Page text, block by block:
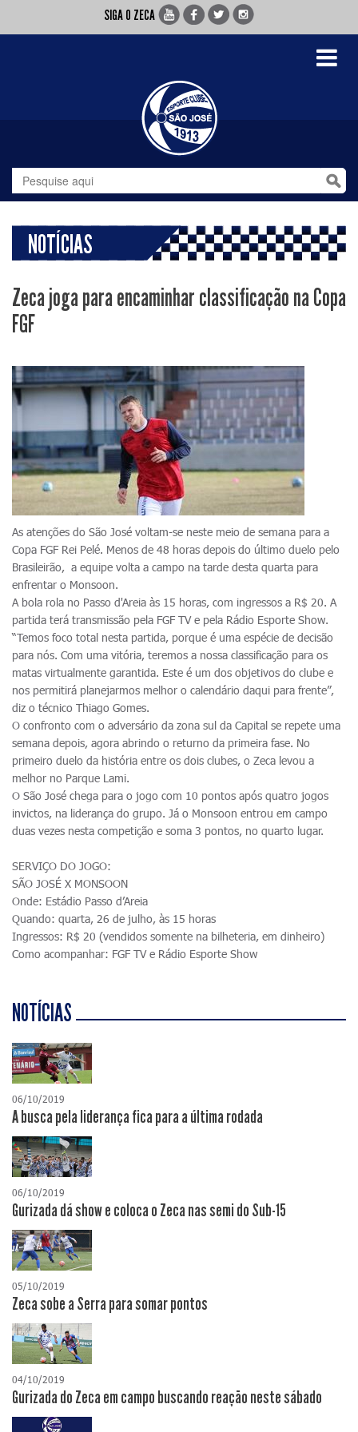
SIGA O ZECA
Toggle
NOTÍCIAS
Zeca joga para encaminhar classificação na Copa
FGF
As atenções do São José voltam-se neste meio de semana para a
Copa FGF Rei Pelé. Menos de 48 horas depois do último duelo pelo
Brasileirão, a equipe volta a campo na tarde desta quarta para
enfrentar o Monsoon.
A bola rola no Passo d'Areia às 15 horas, com ingressos a R$ 20. A
partida terá transmissão pela FGF TV e pela Rádio Esporte Show.
“Temos foco total nesta partida, porque é uma espécie de decisão
para nós. Com uma vitória, teremos a nossa classificação para os
matas virtualmente garantida. Este é um dos objetivos do clube e
nos permitirá planejarmos melhor o calendário daqui para frente”,
diz o técnico Thiago Gomes.
O confronto com o adversário da zona sul da Capital se repete uma
semana depois, agora abrindo o returno da primeira fase. No
primeiro duelo da história entre os dois clubes, o Zeca levou a
melhor no Parque Lami.
O São José chega para o jogo com 10 pontos após quatro jogos
invictos, na liderança do grupo. Já o Monsoon entrou em campo
duas vezes nesta competição e soma 3 pontos, no quarto lugar.
SERVIÇO DO JOGO:
SÃO JOSÉ X MONSOON
Onde: Estádio Passo d’Areia
Quando: quarta, 26 de julho, às 15 horas
Ingressos: R$ 20 (vendidos somente na bilheteria, em dinheiro)
Como acompanhar: FGF TV e Rádio Esporte Show
NOTÍCIAS
06/10/2019
A busca pela liderança fica para a última rodada
06/10/2019
Gurizada dá show e coloca o Zeca nas semi do Sub-15
05/10/2019
Zeca sobe a Serra para somar pontos
04/10/2019
Gurizada do Zeca em campo buscando reação neste sábado